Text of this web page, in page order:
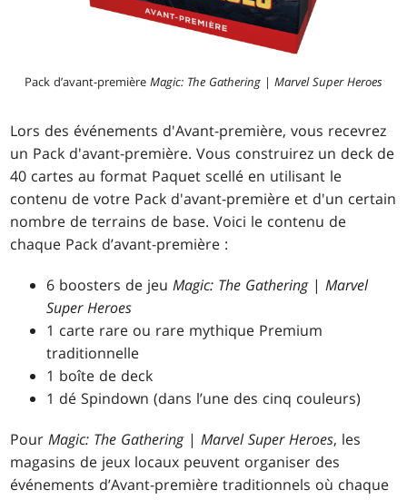
Pack d’avant-première Magic: The Gathering | Marvel Super Heroes
Lors des événements d'Avant-première, vous recevrez
un Pack d'avant-première. Vous construirez un deck de
40 cartes au format Paquet scellé en utilisant le
contenu de votre Pack d'avant-première et d'un certain
nombre de terrains de base. Voici le contenu de
chaque Pack d’avant-première :
6 boosters de jeuMagic: The Gathering|Marvel
Super Heroes
1 carte rare ou rare mythique Premium
traditionnelle
1 boîte de deck
1 dé Spindown (dans l’une des cinq couleurs)
PourMagic: The Gathering|Marvel Super Heroes, les
magasins de jeux locaux peuvent organiser des
événements d’Avant-première traditionnels où chaque